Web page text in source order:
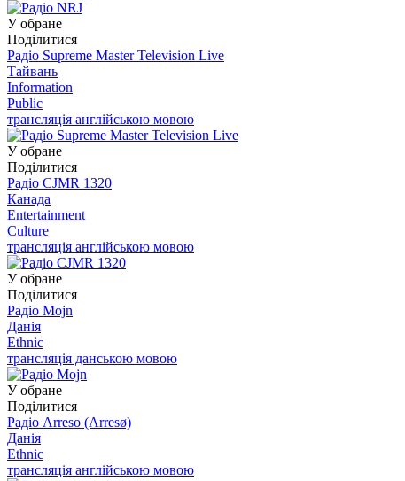
У обране
Поділитися
Радіо Supreme Master Television Live
Тайвань
Information
Public
трансляція англійською мовою
У обране
Поділитися
Радіо CJMR 1320
Канада
Entertainment
Culture
трансляція англійською мовою
У обране
Поділитися
Радіо Mojn
Данія
Ethnic
трансляція данською мовою
У обране
Поділитися
Радіо Arreso (Arresø)
Данія
Ethnic
трансляція англійською мовою